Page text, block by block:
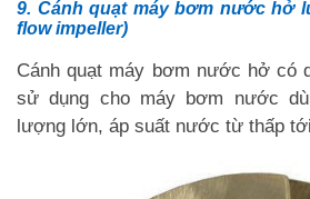
9. Cánh quạt máy bơm nước hở
flow impeller)
Cánh quạt máy bơm nước hở có
sử dụng cho máy bơm nước
lượng lớn, áp suất nước từ thấp